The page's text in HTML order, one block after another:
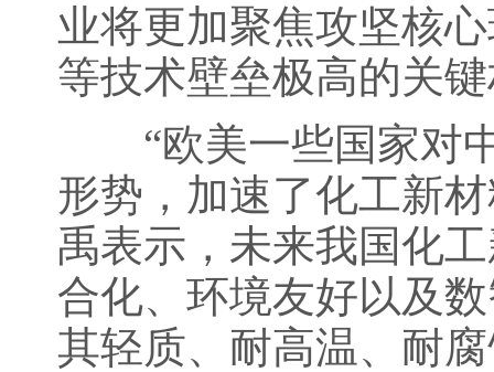
业将更加聚焦攻坚核
等技术壁垒极高的关
“欧美一些国家对中
形势，加速了化工新
禹表示，未来我国化
合化、环境友好以及
其轻质、耐高温、耐